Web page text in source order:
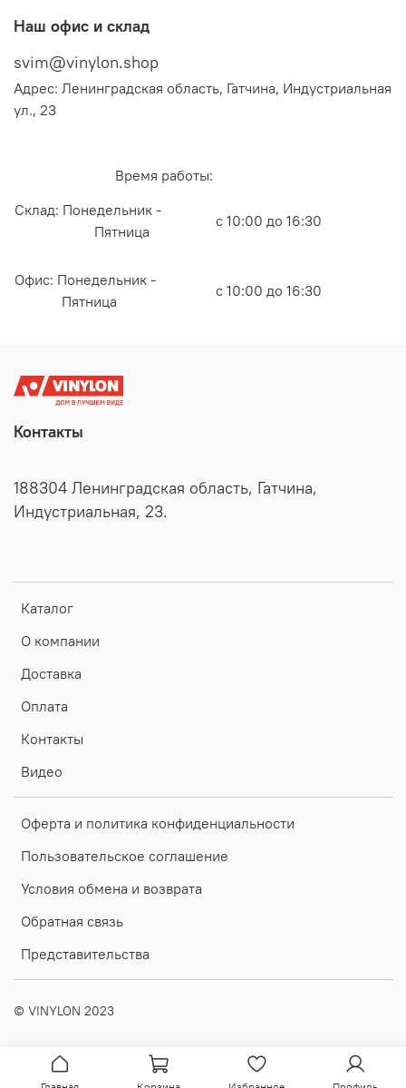
Наш офис и склад
svim@vinylon.shop
Адрес: Ленинградская область, Гатчина, Индустриальная
ул., 23
Время работы:
Склад: Понедельник -
Пятница
с 10:00 до 16:30
Офис: Понедельник -
Пятница
с 10:00 до 16:30
Каталог
О компании
Доставка
Оплата
Контакты
Видео
Оферта и политика конфиденциальности
Пользовательское соглашение
Условия обмена и возврата
Обратная связь
Представительства
Контакты
188304 Ленинградская область, Гатчина,
Индустриальная, 23.
©️ VINYLON 2023